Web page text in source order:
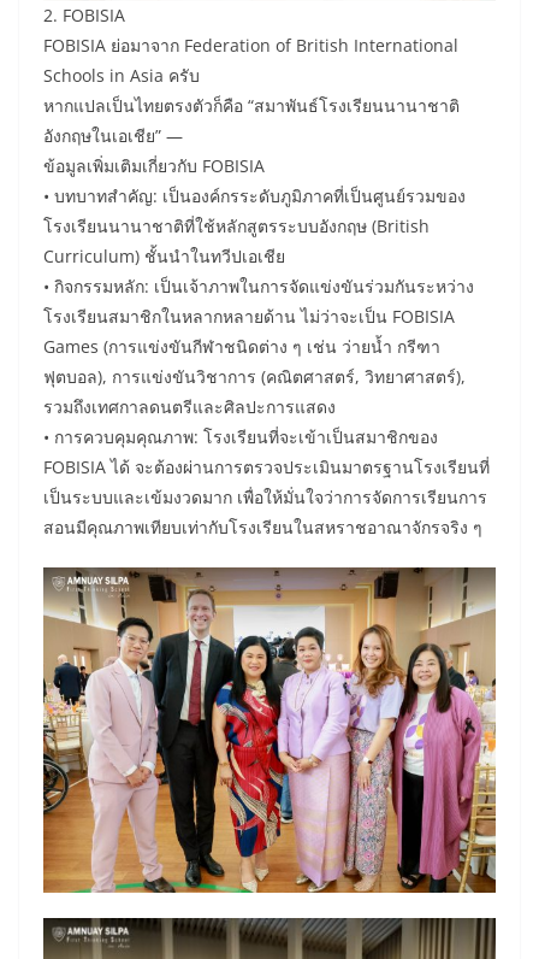
2. FOBISIA
FOBISIA ย่อมาจาก Federation of British International
Schools in Asia ครับ
หากแปลเป็นไทยตรงตัวก็คือ “สมาพันธ์โรงเรียนนานาชาติ
อังกฤษในเอเชีย” —
ข้อมูลเพิ่มเติมเกี่ยวกับ FOBISIA
• บทบาทสำคัญ: เป็นองค์กรระดับภูมิภาคที่เป็นศูนย์รวมของ
โรงเรียนนานาชาติที่ใช้หลักสูตรระบบอังกฤษ (British
Curriculum) ชั้นนำในทวีปเอเชีย
• กิจกรรมหลัก: เป็นเจ้าภาพในการจัดแข่งขันร่วมกันระหว่าง
โรงเรียนสมาชิกในหลากหลายด้าน ไม่ว่าจะเป็น FOBISIA
Games (การแข่งขันกีฬาชนิดต่าง ๆ เช่น ว่ายน้ำ กรีฑา
ฟุตบอล), การแข่งขันวิชาการ (คณิตศาสตร์, วิทยาศาสตร์),
รวมถึงเทศกาลดนตรีและศิลปะการแสดง
• การควบคุมคุณภาพ: โรงเรียนที่จะเข้าเป็นสมาชิกของ
FOBISIA ได้ จะต้องผ่านการตรวจประเมินมาตรฐานโรงเรียนที่
เป็นระบบและเข้มงวดมาก เพื่อให้มั่นใจว่าการจัดการเรียนการ
สอนมีคุณภาพเทียบเท่ากับโรงเรียนในสหราชอาณาจักรจริง ๆ